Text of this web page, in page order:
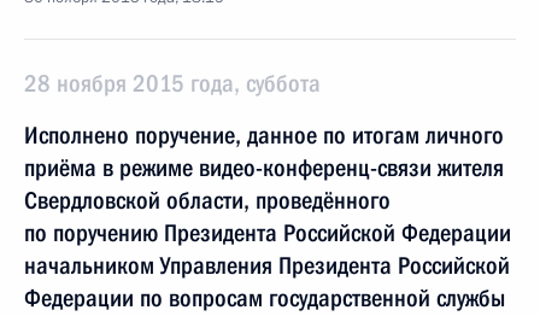
28 ноября 2015 года, суббота
Исполнено поручение, данное по итогам личного
приёма в режиме видео-конференц-связи жителя
Свердловской области, проведённого
по поручению Президента Российской Федерации
начальником Управления Президента Российской
Федерации по вопросам государственной службы